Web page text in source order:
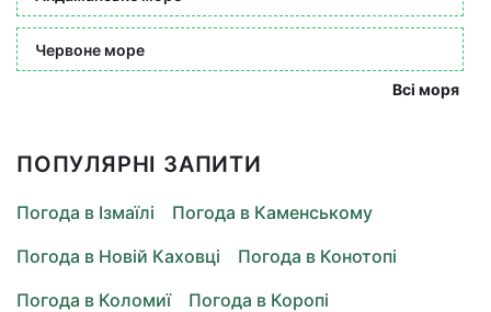
Червоне море
Всі моря
ПОПУЛЯРНІ ЗАПИТИ
Погода в Ізмаїлі
Погода в Каменському
Погода в Новій Каховці
Погода в Конотопі
Погода в Коломиї
Погода в Коропі